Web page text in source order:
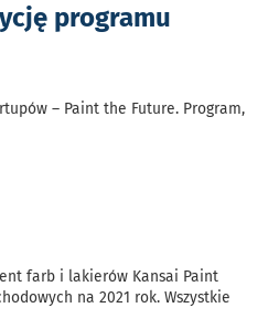
programu
– Paint the Future. Program,
farb i lakierów Kansai Paint
na 2021 rok. Wszystkie